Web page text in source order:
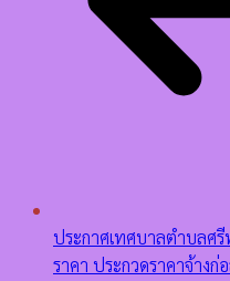
ประกาศเทศบาลตำบลศ
ราคา ประกวดราคาจ้าง